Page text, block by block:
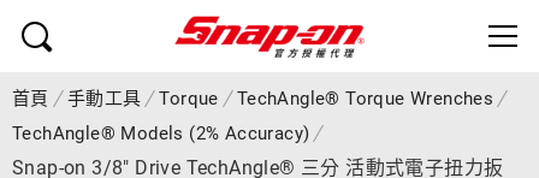
首頁 手動工具 Torque
TechAngle® Torque Wrenches
TechAngle® Models (2% Accuracy)
Snap-on 3/8" Drive TechAngle® 三分 活動式電子扭力扳